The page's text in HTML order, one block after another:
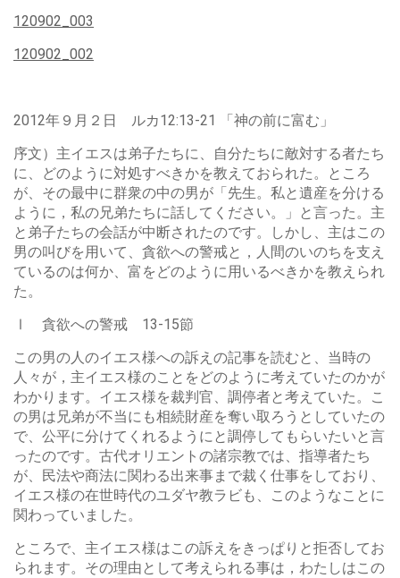
120902_003
120902_002
2012年９月２日 ルカ12:13-21 「神の前に富む」
序文）主イエスは弟子たちに、自分たちに敵対する者たち
に、どのように対処すべきかを教えておられた。ところ
が、その最中に群衆の中の男が「先生。私と遺産を分ける
ように，私の兄弟たちに話してください。」と言った。主
と弟子たちの会話が中断されたのです。しかし、主はこの
男の叫びを用いて、貪欲への警戒と，人間のいのちを支え
ているのは何か、富をどのように用いるべきかを教えられ
た。
Ⅰ 貪欲への警戒 13-15節
この男の人のイエス様への訴えの記事を読むと、当時の
人々が，主イエス様のことをどのように考えていたのかが
わかります。イエス様を裁判官、調停者と考えていた。こ
の男は兄弟が不当にも相続財産を奪い取ろうとしていたの
で、公平に分けてくれるようにと調停してもらいたいと言
ったのです。古代オリエントの諸宗教では、指導者たち
が、民法や商法に関わる出来事まで裁く仕事をしており、
イエス様の在世時代のユダヤ教ラビも、このようなことに
関わっていました。
ところで、主イエス様はこの訴えをきっぱりと拒否してお
られます。その理由として考えられる事は，わたしはこの